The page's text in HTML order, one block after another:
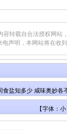
容转载自合法授权网站
电声明，本网站将在收
食盐知多少 咸味奥妙各
【字体：